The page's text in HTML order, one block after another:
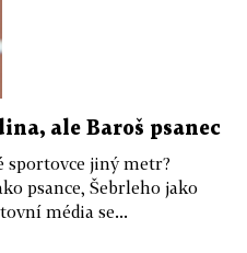
ale Baroš psanec
sportovce jiný metr?
psance, Šebrleho jako
média se...